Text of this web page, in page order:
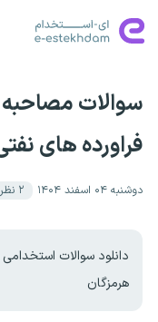
سوالات
فراورده های
دوشنبه ۰۴ اسفند ۱۴۰۴ ۲ نظر
دانلود سوالات
هرمزگان